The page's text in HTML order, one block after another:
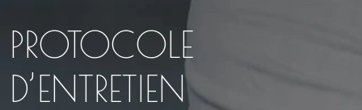
PROTOCOLE
D’ENTRETIEN